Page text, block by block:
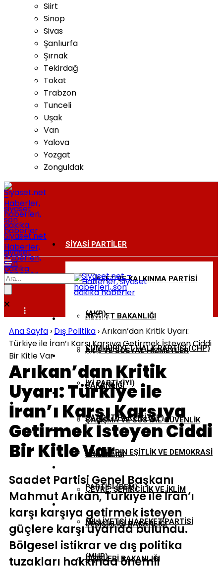
Siirt
Sinop
Sivas
Şanlıurfa
Şırnak
Tekirdağ
Tokat
Trabzon
Tunceli
Uşak
Van
Yalova
Yozgat
Zonguldak
Siyaset.net
–
Haberler,
siyaset
haberleri,
son
dakika
haberler
SIYASI PARTILER
ADALET VE KALKINMA PARTISI
(AKP)
CUMHURIYET HALK PARTISI (CHP)
İYI PARTI (İYİ)
SAADET PARTISI (SP)
HALKLARIN EŞITLIK VE DEMOKRASI
PARTISI (DEM)
MILLIYETÇI HAREKET PARTISI
(MHP)
BAKANLIKLAR
ADALET BAKANLIĞI
AILE VE SOSYAL HIZMETLER
BAKANLIĞI
ÇALIŞMA VE SOSYAL GÜVENLIK
BAKANLIĞI
ÇEVRE, ŞEHIRCILIK VE İKLIM
DEĞIŞIKLIĞI BAKANLIĞI
DIŞIŞLERI BAKANLIĞI
DIŞ POLITIKA
EKONOMI
GÜNDEM
TBMM
Ana Sayfa › Dış Politika ›Arıkan’dan Kritik Uyarı:
Türkiye ile İran’ı Karşı Karşıya Getirmek İsteyen Ciddi
Bir Kitle Var
Arıkan’dan Kritik
Uyarı: Türkiye ile
İran’ı Karşı Karşıya
Getirmek İsteyen Ciddi
Bir Kitle Var
Saadet Partisi Genel Başkanı
Mahmut Arıkan, Türkiye ile İran’ı
karşı karşıya getirmek isteyen
güçlere karşı uyarıda bulundu.
Bölgesel istikrar ve dış politika
tuzakları hakkında önemli